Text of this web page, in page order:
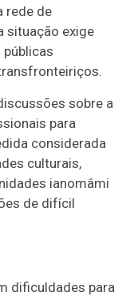
rede de
situação exige
sobre a
para
considerada
culturais,
ianomâmi
de difícil
dificuldades para